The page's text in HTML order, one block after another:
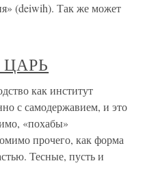
(deiwih). Так же может
ЦАРЬ
как институт
с самодержавием, и это
«похабы»
прочего, как форма
Тесные, пусть и